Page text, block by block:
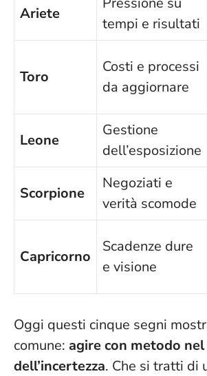
Ariete
tempi e risultati
Toro
Costi e processi
da aggiornare
Leone
Gestione
dell’esposizione
Scorpione
Negoziati e
verità scomode
Capricorno
Scadenze dure
e visione
Oggi questi cinque segni
comune: agire con metodo nel
dell’incertezza. Che si tratti di